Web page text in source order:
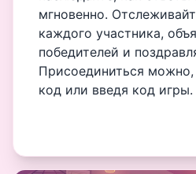
мгновенно.
каждого участника,
победителей и
Присоединиться можно,
код или введя код игры.